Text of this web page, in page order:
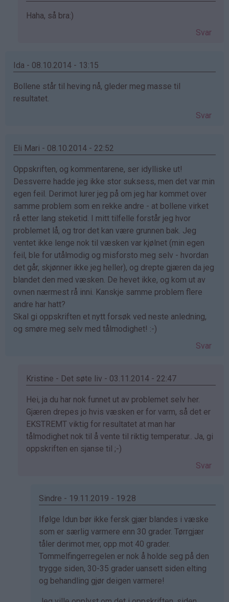
Som
Frida-
Lænshamn
(ikke
Haha, så bra:)
Svar
Ida - 08.10.2014 - 13:15
Bollene står til heving nå, gleder meg masse til
resultatet.
Svar
Eli Mari - 08.10.2014 - 22:52
Oppskriften, og kommentarene, ser idylliske ut!
Dessverre hadde jeg ikke stor suksess, men det var min
egen feil. Derimot lurer jeg på om jeg har kommet over
samme problem som en rekke andre - at bollene virket
rå etter lang steketid. I mitt tilfelle forstår jeg hvor
problemet lå, og tror det kan være grunnen bak. Jeg
ventet ikke lenge nok til væsken var kjølnet (min egen
feil, ble for utålmodig og misforsto meg selv - hvordan
det går, skjønner ikke jeg heller), og drepte gjæren da jeg
blandet den med væsken. De hevet ikke, og kom ut av
ovnen nærmest rå inni. Kanskje samme problem flere
andre har hatt?
Skal gi oppskriften et nytt forsøk ved neste anledning,
og smøre meg selv med tålmodighet! :-)
Svar
Kristine - Det søte liv - 03.11.2014 - 22:47
Som
svar
på
av
Eli
Hei, ja du har nok funnet ut av problemet selv her.
Gjæren drepes jo hvis væsken er for varm, så det er
EKSTREMT viktig for resultatet at man har
tålmodighet nok til å vente til riktig temperatur.. Ja, gi
oppskriften en sjanse til ;-)
Svar
Sindre - 19.11.2019 - 19:28
Som
svar
på
av
Kristine
-
Ifølge Idun bør ikke fersk gjær blandes i væske
som er særlig varmere enn 30 grader. Tørrgjær
tåler derimot mer, opp mot 40 grader.
Tommelfingerregelen er nok å holde seg på den
trygge siden, 30-35 grader uansett siden elting
og behandling gjør deigen varmere!